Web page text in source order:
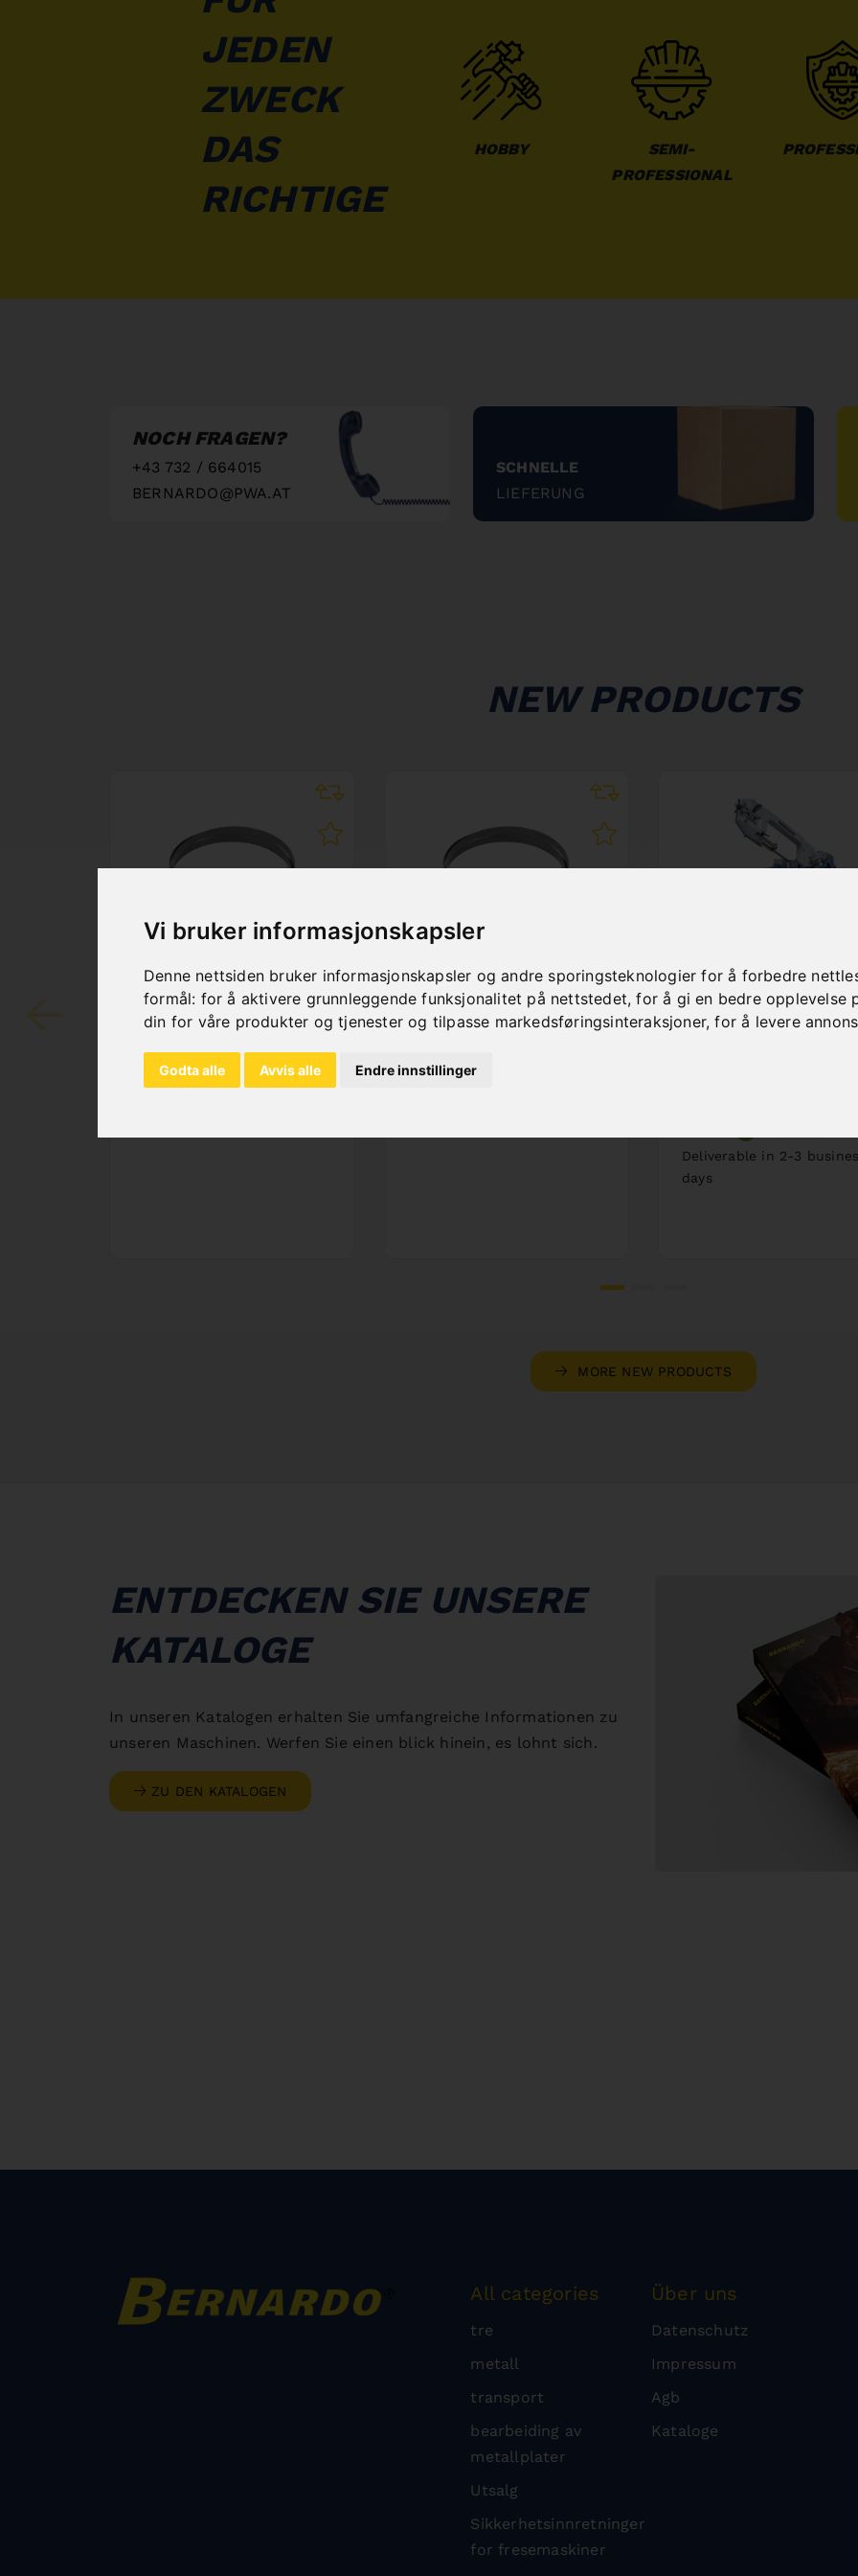
Vi bruker informasjonskapsler
Denne nettsiden bruker informasjonskapsler og andre sporingsteknologier for å forbedre
formål: for å aktivere grunnleggende funksjonalitet på nettstedet,for å gi en bedre opplevelse
din for våre produkter og tjenester og tilpasse markedsføringsinteraksjoner,for å levere
Godta alle Avvis alle Endre innstillinger
JEDEN
ZWECK
DAS
RICHTIGE
HOBBY
SEMI-
PROFESSIONAL
NOCH FRAGEN?
+43 732 / 664015
BERNARDO@PWA.AT
SCHNELLE
LIEFERUNG
"
NEW PRODUCTS
SAW BAND BIFLEX
4290 X 34 X 1,1 -
VARIO 4/6 TPI
Price on request
Out of Stock
SAW BAND BIFLEX
3460 X 34 X 1,1 -
VARIO 4/6 TPI
Price on request
DOUBLE MITRE
BANDSAW MBS
600 DG / 400 V
Deliverable in 2-3
days
MORE NEW PRODUCTS
ENTDECKEN SIE UNSERE
KATALOGE
In unseren Katalogen erhalten Sie umfangreiche Informationen zu
unseren Maschinen. Werfen Sie einen blick hinein, es lohnt sich.
ZU DEN KATALOGEN
All categories
tre
metall
transport
bearbeiding av
metallplater
Utsalg
Sikkerhetsinnretninger
for fresemaskiner
Über uns
Datenschutz
Impressum
Agb
Kataloge